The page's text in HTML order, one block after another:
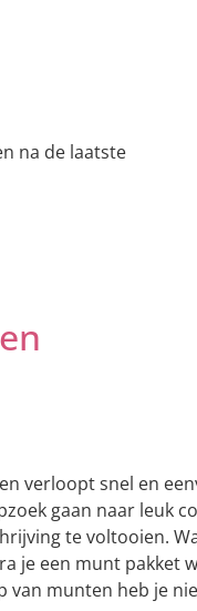
na de laatste
verloopt snel en
gaan naar leuk
te voltooien.
je een munt pakket
van munten heb je